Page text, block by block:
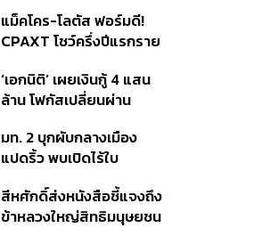
แม็คโคร-โลตัส ฟอร์มดี!
CPAXT โชว์ครึ่งปีแรกราย
ปรับโฉมสาขาใหม่ดันพื้นที่
เช่าโต
‘เอกนิติ’ เผยเงินกู้ 4 แสน
ล้าน โฟกัสเปลี่ยนผ่าน
พลัส’ เฟส 2 รอประเมิน
ความเหมาะสม
มท. 2 บุกผับกลางเมือง
แปดริ้ว พบเปิดไร้ใบ
ใช้บริการ ฉี่ม่วง 32 ราย
จ่อปิด 5 ปี
สีหศักดิ์ส่งหนังสือชี้แจงถึง
ข้าหลวงใหญ่สิทธิมนุษยชน